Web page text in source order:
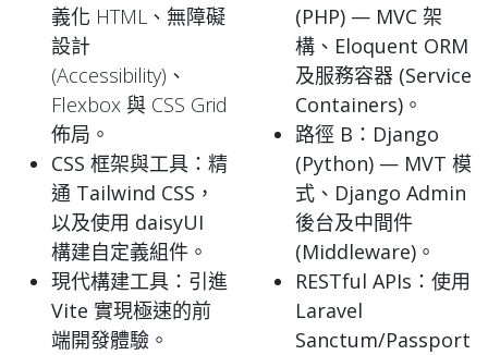
義化 HTML、無障礙
設計
(Accessibility)、
Flexbox 與 CSS Grid
佈局。
CSS 框架與工具 ：精
通 Tailwind CSS ，
以及使用 daisyUI
構建自定義組件。
現代構建工具 ：引進
Vite 實現極速的前
端開發體驗。
(PHP) — MVC 架
構、Eloquent ORM
及服務容器 (Service
Containers)。
路徑 B：Django
(Python) — MVT 模
式、Django Admin
後台及中間件
(Middleware)。
RESTful APIs：使用
Laravel
Sanctum/Passport